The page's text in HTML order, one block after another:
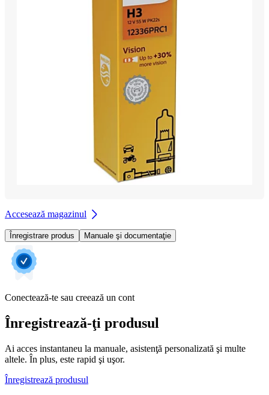
Accesează magazinul
Înregistrare produs Manuale şi documentaţie
Conectează-te sau creează un cont
Înregistrează-ţi produsul
Ai acces instantaneu la manuale, asistenţă personalizată şi multe
altele. În plus, este rapid şi uşor.
Înregistrează produsul